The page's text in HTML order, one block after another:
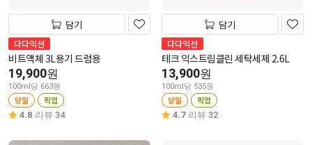
담기
다다익선
비트액체 3L용기 드럼용
19,900원
100ml당 663원
당일 픽업
4.8 리뷰 34
담기
다다익선
테크 익스트림클린 세탁세제 2.6L
13,900원
100ml당 535원
당일 픽업
4.7 리뷰 32